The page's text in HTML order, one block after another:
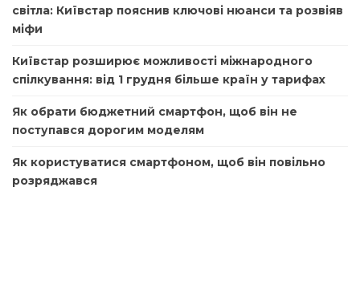
світла: Київстар пояснив ключові нюанси та розвіяв
міфи
Київстар розширює можливості міжнародного
спілкування: від 1 грудня більше країн у тарифах
Як обрати бюджетний смартфон, щоб він не
поступався дорогим моделям
Як користуватися смартфоном, щоб він повільно
розряджався